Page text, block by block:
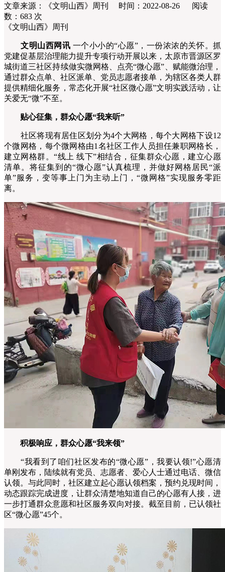
文章来源：《文明山西》周刊 时间：2022-08-26 阅读
数： 683 次
《文明山西》周刊
文明山西网讯 一个小小的“心愿”，一份浓浓的关怀。抓
党建促基层治理能力提升专项行动开展以来，太原市晋源区罗
城街道三社区持续做实微网格、点亮“微心愿”、赋能微治理，
通过群众点单、社区派单、党员志愿者接单，为辖区各类人群
提供精细化服务，常态化开展“社区微心愿”文明实践活动，让
关爱无“微”不至。
贴心征集，群众心愿“我来听”
社区将现有居住区划分为4个大网格，每个大网格下设12
个微网格，每个微网格由1名社区工作人员担任兼职网格长，
建立网格群。“线上 线下”相结合，征集群众心愿，建立心愿
清单。将征集到的“微心愿”认真梳理，并做好网格居民“派
单”服务，变等事上门为主动上门，“微网格”实现服务零距
离。
积极响应，群众心愿“我来领”
“我看到了咱们社区发布的“微心愿”，我要认领!”心愿清
单刚发布，陆续就有党员、志愿者、爱心人士通过电话、微信
认领。与此同时，社区建立起心愿认领档案，预约兑现时间，
动态跟踪完成进度，让群众清楚地知道自己的心愿有人接，进
一步打通群众意愿和社区服务双向对接。截至目前，已认领社
区“微心愿”45个。